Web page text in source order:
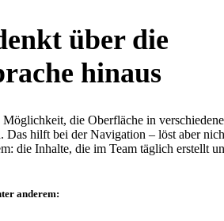
über die
hinaus
die Oberfläche in
Das hilft bei der Navigation – löst aber
die Inhalte, die im Team täglich erstellt
anderem: